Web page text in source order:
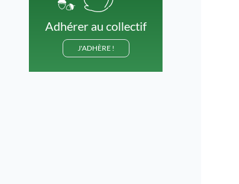
Adhérer au collectif
J'ADHÈRE !